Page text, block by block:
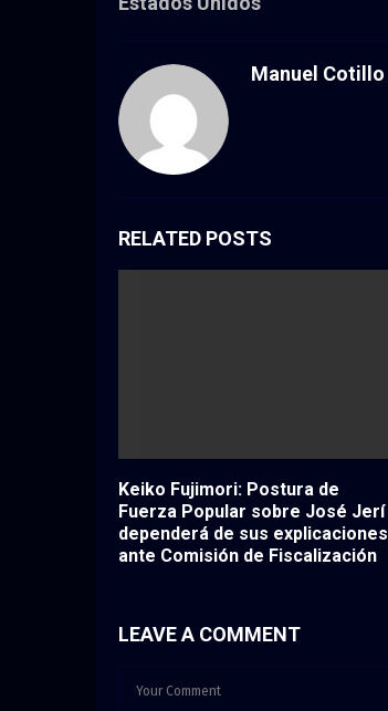
Manuel Cotillo
RELATED POSTS
Keiko Fujimori: Postura de
Fuerza Popular sobre José Jerí
dependerá de sus explicaciones
ante Comisión de Fiscalización
LEAVE A COMMENT